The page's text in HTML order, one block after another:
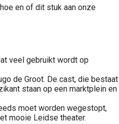
en of dit stuk aan onze
veel gebruikt wordt op
de Groot. De cast, die bestaat
staan op een marktplein en
moet worden wegestopt,
mooie Leidse theater.